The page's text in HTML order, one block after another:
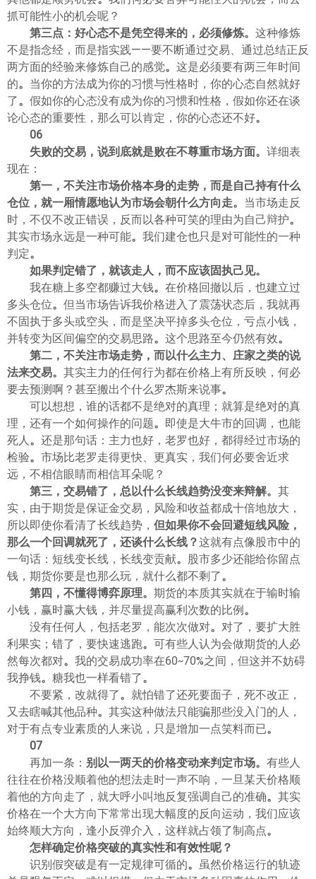
抓可能性小的机会呢？
第三点：好心态不是凭空得来的，必须修炼。 这种修炼
不是指念经，而是指实践——要不断通过交易、通过总结正反
两方面的经验来修炼自己的感觉。 这是必须要有两三年时间
的。 当你的方法成为你的习惯与性格时，你的心态自然就好
了。 假如你的心态没有成为你的习惯和性格，假如你还在谈
论心态的重要性，那么可以肯定，你的心态还不好。
06
失败的交易，说到底就是败在不尊重市场方面。 详细表
现在：
第一，不关注市场价格本身的走势，而是自己持有什么
仓位，就一厢情愿地认为市场会朝什么方向走。 当市场走反
时，不仅不改正错误，反而以各种可笑的理由为自己辩护。
其实市场永远是一种可能。 我们建仓也只是对可能性的一种
判定。
如果判定错了，就该走人，而不应该固执己见。
我在糖上多空都赚过大钱。 在价格回撤以后，也建立过
多头仓位。 但当市场告诉我价格进入了震荡状态后，我就再
不固执于多头或空头，而是坚决平掉多头仓位，亏点小钱，
并转变为区间偏空的交易思路。 这个思路至今仍然有效。
第二，不关注市场走势，而以什么主力、庄家之类的说
法来交易。 其实主力的任何行为都在价格上有所反映，何必
要去预测啊？甚至搬出个什么罗杰斯来说事。
可以想想，谁的话都不是绝对的真理；就算是绝对的真
理，还有一个如何操作的问题。 即使是大牛市的回调，也能
死人。 还是那句话：主力也好，老罗也好，都得经过市场的
检验。 市场比老罗走得更快、更真实，我们何必要舍近求
远，不相信眼睛而相信耳朵呢？
第三，交易错了，总以什么长线趋势没变来辩解。 其
实，由于期货是保证金交易，风险和收益都成十倍地放大，
所以即使你看清了长线趋势， 但如果你不会回避短线风险，
那么一个回调就死了，还谈什么长线？这就有点像股市中的
一句话：短线变长线，长线变贡献。 股市多少还能给你留点
钱，期货你要是也那么玩，就什么都不剩了。
第四，不懂得博弈原理。 期货的本质其实就在于输时输
小钱，赢时赢大钱，并尽量提高赢利次数的比例。
没有任何人，包括老罗，能次次做对。 对了，要扩大胜
利果实；错了，要快速逃跑。 可有些人认为会做期货的人必
然每次都对。 我的交易成功率在60~70%之间，但这并不妨碍
我挣钱。 糖我也一样看错了。
不要紧，改就得了。 就怕错了还死要面子，死不改正，
又去瞎喊其他品种。 其实这种做法只能骗那些没入门的人，
对于有点专业素质的人来说，只是增加一点笑料而已。
07
再加一条： 别以一两天的价格变动来判定市场。 有些人
往往在价格没顺着他的想法走时一声不响，一旦某天价格顺
着他的方向走了，就大呼小叫地反复强调自己的准确。 其实
价格在一个大方向下常常出现大幅度的反向运动，我们应该
始终顺大方向，逢小反弹介入，这样就占领了制高点。
怎样确定价格突破的真实性和有效性呢？
识别假突破是有一定规律可循的。 虽然价格运行的轨迹